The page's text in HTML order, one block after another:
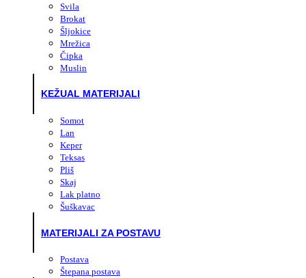
Svila
Brokat
Šljokice
Mrežica
Čipka
Muslin
KEŽUAL MATERIJALI
Somot
Lan
Keper
Teksas
Pliš
Skaj
Lak platno
Šuškavac
MATERIJALI ZA POSTAVU
Postava
Štepana postava